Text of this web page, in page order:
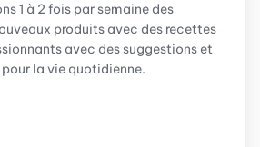
1 à 2 fois par semaine des
produits avec des recettes
avec des suggestions et
la vie quotidienne.